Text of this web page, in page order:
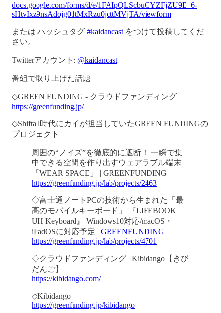
docs.google.com/forms/d/e/1FAIpQLScbuCYZFjZU9E_6-
sHtvIxz9nsAdojg01tMxRzu0jcttMVjTA/viewform
または ハッシュタグ #kaidancast をつけて投稿してくだ
さい。
Twitterアカウント: @kaidancast
番組で取り上げた話題
◇GREEN FUNDING - クラウドファンディング
https://greenfunding.jp/
◇Shiftall時代にカイが担当していたGREEN FUNDINGの
プロジェクト
周囲の“ノイズ”を徹底的に遮断！ 一瞬で集
中できる空間を作り出すウェアラブル端末
「WEAR SPACE」 | GREENFUNDING
https://greenfunding.jp/lab/projects/2463
◇富士通ノートPCの技術から生まれた「最
高のモバイルキーボード」 『LIFEBOOK
UH Keyboard』 Windows10対応/macOS・
iPadOSに対応予定 | GREENFUNDING
https://greenfunding.jp/lab/projects/4701
◇クラウドファンディング | Kibidango【きび
だんご】
https://kibidango.com/
◇Kibidango
https://greenfunding.jp/kibidango